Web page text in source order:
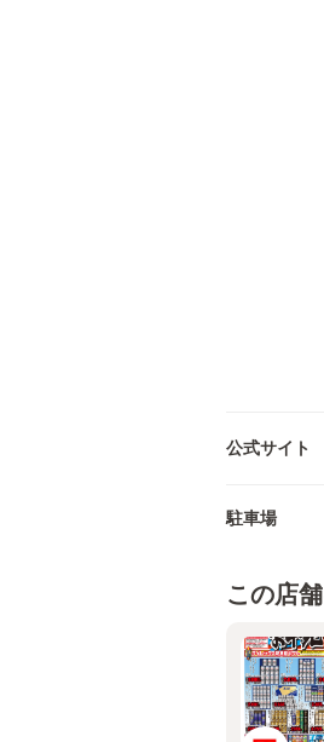
公式サイト
駐車場
この店